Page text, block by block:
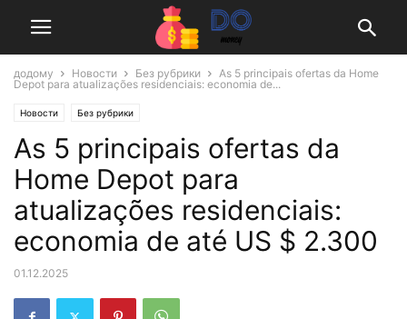
додому Новости Без рубрики
As 5 principais ofertas da Home
Depot para atualizações residenciais: economia de...
Новости Без рубрики
As 5 principais ofertas da
Home Depot para
atualizações residenciais:
economia de até US $ 2.300
01.12.2025